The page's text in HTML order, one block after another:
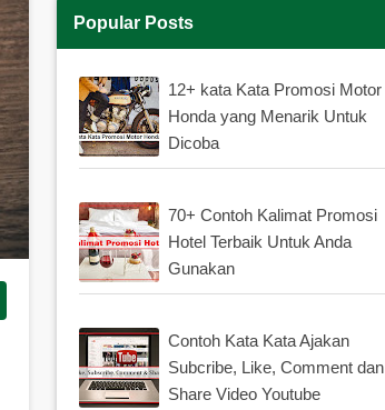
Popular Posts
12+ kata Kata Promosi Motor
Honda yang Menarik Untuk
Dicoba
70+ Contoh Kalimat Promosi
Hotel Terbaik Untuk Anda
Gunakan
Contoh Kata Kata Ajakan
Subcribe, Like, Comment dan
Share Video Youtube